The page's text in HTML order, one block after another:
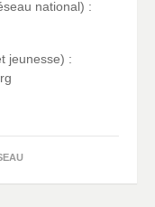
national) :
jeunesse) :